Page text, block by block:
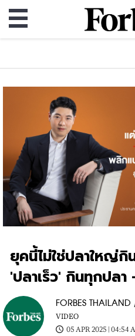
ยุคนี้ไม่ใช่ปลาใหญ่กิ
'ปลาเร็ว' กินทุกปล
FORBES
VIDEO
05 APR 2025 | 04:54